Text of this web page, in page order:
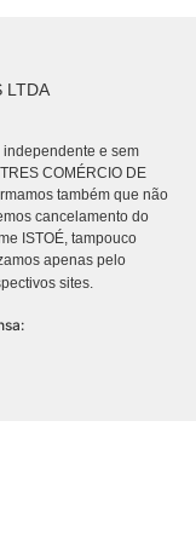
LTDA
independente e sem
COMÉRCIO DE
também que não
cancelamento do
ISTOÉ, tampouco
apenas pelo
sites.